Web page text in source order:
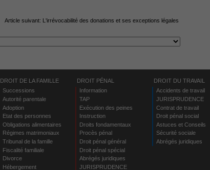
Article suivant: L'irrévocabilité des donations et ses exceptions légales
DROIT DE LA FAMILLE
Successions
Autorité parentale
Adoption
Etat des personnes
Obligations alimentaires
Régimes matrimoniaux
Tribunal de la famille
Fiscalité familiale
Divorce
Hébergement
DROIT PÉNAL
Information
TAP
Exécution des peines
Instruction
Droits fondamentaux
Procès pénal
Droit pénal général
Droit pénal spécial
Abrégés juridiques
JURISPRUDENCE
DROIT DU TRAVAIL
Accidents de travail
JURISPRUDENCE
Contrat de travail
Droit pénal social
Astuces et Conseils
Sécurité sociale
Abrégés juridiques